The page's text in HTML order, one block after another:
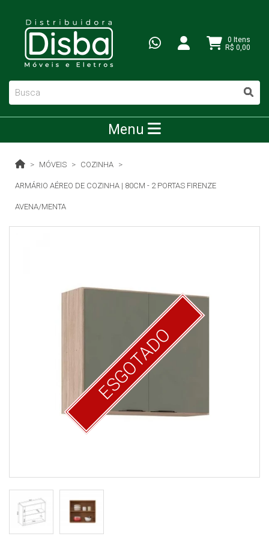
0 Itens
R$ 0,00
Menu
MÓVEIS COZINHA
ARMÁRIO AÉREO DE COZINHA | 80CM - 2 PORTAS FIRENZE
AVENA/MENTA
ESGOTADO